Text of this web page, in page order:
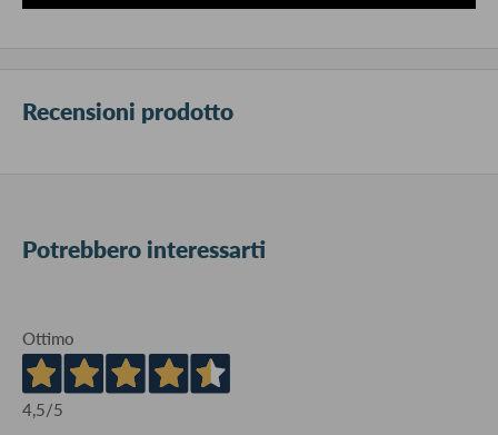
Recensioni prodotto
Potrebbero interessarti
Ottimo
4,5/5